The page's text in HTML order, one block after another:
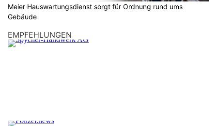
Meier Hauswartungsdienst sorgt für Ordnung rund ums
Gebäude
EMPFEHLUNGEN